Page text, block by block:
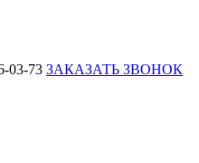
03-73 ЗАКАЗАТЬ ЗВОНОК